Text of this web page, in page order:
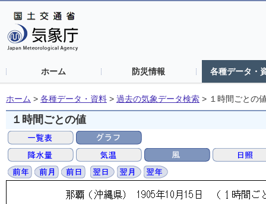
ホーム 防災情報 各種データ・
ホーム > 各種データ・資料 > 過去の気象データ検索 > １時間ごとの
１時間ごとの値